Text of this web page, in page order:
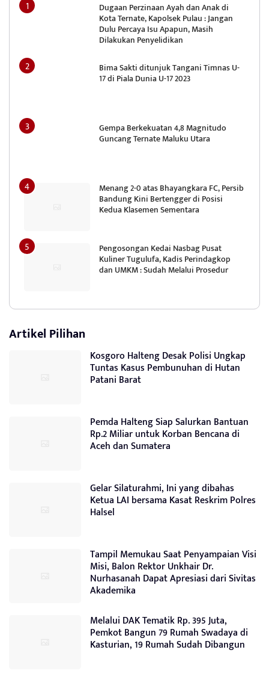
Dugaan Perzinaan Ayah dan Anak di
Kota Ternate, Kapolsek Pulau : Jangan
Dulu Percaya Isu Apapun, Masih
Dilakukan Penyelidikan
Bima Sakti ditunjuk Tangani Timnas U-
17 di Piala Dunia U-17 2023
Gempa Berkekuatan 4,8 Magnitudo
Guncang Ternate Maluku Utara
Menang 2-0 atas Bhayangkara FC, Persib
Bandung Kini Bertengger di Posisi
Kedua Klasemen Sementara
Pengosongan Kedai Nasbag Pusat
Kuliner Tugulufa, Kadis Perindagkop
dan UMKM : Sudah Melalui Prosedur
Artikel Pilihan
Kosgoro Halteng Desak Polisi Ungkap
Tuntas Kasus Pembunuhan di Hutan
Patani Barat
Pemda Halteng Siap Salurkan Bantuan
Rp.2 Miliar untuk Korban Bencana di
Aceh dan Sumatera
Gelar Silaturahmi, Ini yang dibahas
Ketua LAI bersama Kasat Reskrim Polres
Halsel
Tampil Memukau Saat Penyampaian Visi
Misi, Balon Rektor Unkhair Dr.
Nurhasanah Dapat Apresiasi dari Sivitas
Akademika
Melalui DAK Tematik Rp. 395 Juta,
Pemkot Bangun 79 Rumah Swadaya di
Kasturian, 19 Rumah Sudah Dibangun